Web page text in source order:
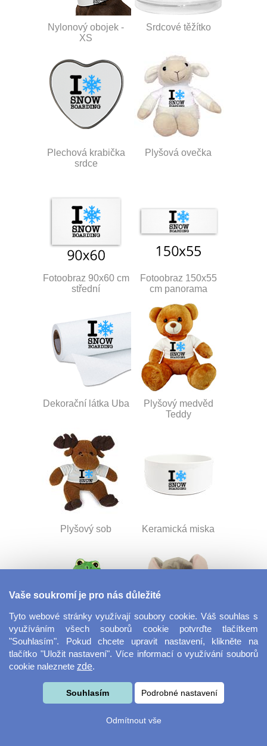
Nylonový obojek -
XS
Srdcové těžítko
Plechová krabička
srdce
Plyšová ovečka
Fotoobraz 90x60 cm
střední
Fotoobraz 150x55
cm panorama
Dekorační látka Uba
Plyšový medvěd
Teddy
Plyšový sob Keramická miska
Plyšová žába Plyšový slon
Vaše soukromí je pro nás důležité
Tyto webové stránky využívají soubory cookie. Váš souhlas s
využíváním všech souborů cookie potvrďte tlačítkem
"Souhlasím". Pokud chcete upravit nastavení, klikněte na
tlačítko "Uložit nastavení". Více informací o využívání souborů
cookie naleznete zde.
Souhlasím Podrobné nastavení
Odmítnout vše